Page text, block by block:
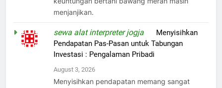
menjanjikan.
sewa alat interpreter jogja
Menyisihkan
Pendapatan Pas-Pasan untuk Tabungan
Investasi : Pengalaman Pribadi
August 3, 2026
Menyisihkan pendapatan memang sangat